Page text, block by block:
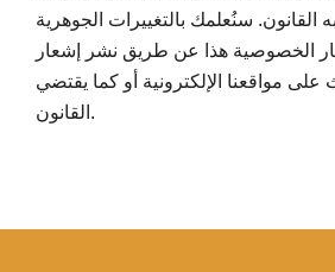
القانون. سنُعلمك بالتغييرات الجوهرية
الخصوصية هذا عن طريق نشر إشعار
مواقعنا الإلكترونية أو كما يقتضي
القانون.